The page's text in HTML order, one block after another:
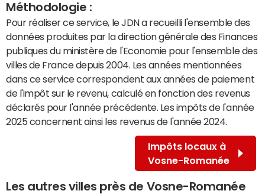
Méthodologie :
Pour réaliser ce service, le JDN a recueilli l'ensemble des
données produites par la direction générale des Finances
publiques du ministère de l'Economie pour l'ensemble des
villes de France depuis 2004. Les années mentionnées
dans ce service correspondent aux années de paiement
de l'impôt sur le revenu, calculé en fonction des revenus
déclarés pour l'année précédente. Les impôts de l'année
2025 concernent ainsi les revenus de l'année 2024.
Impôts locaux à
Vosne-Romanée
Les autres villes près de Vosne-Romanée